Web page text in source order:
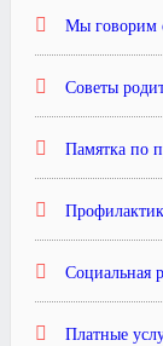
Мы говорим
Советы
Памятка по
Социальная
Платные